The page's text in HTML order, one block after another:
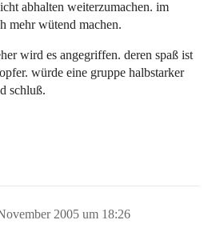
abhalten weiterzumachen. im
mehr wütend machen.
wird es angegriffen. deren spaß ist
würde eine gruppe halbstarker
schluß.
2005 um 18:26